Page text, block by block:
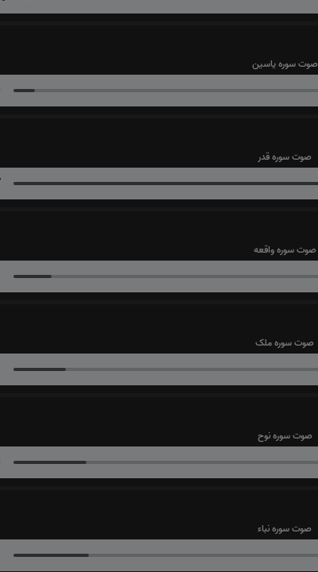
صوت سوره یاسین
صوت سوره قدر
صوت سوره واقعه
صوت سوره ملک
صوت سوره نوح
صوت سوره نباء